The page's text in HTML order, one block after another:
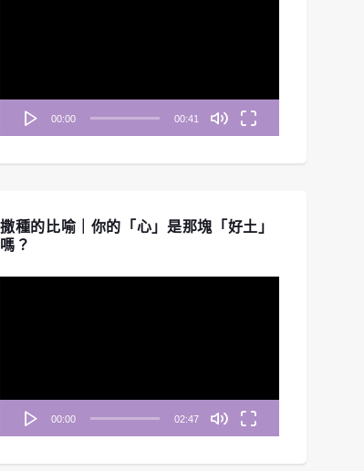
00:00 00:41
撒種的比喻｜你的「心」是那塊「好土」
嗎？
00:00 02:47